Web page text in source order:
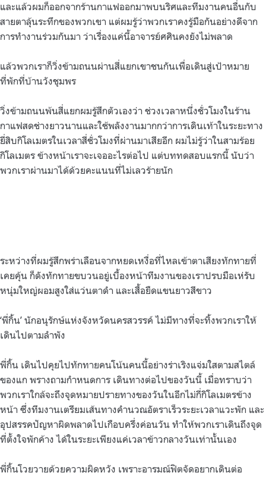
และแล้วผมก็ออกจากร้านกาแฟออกมาพบนริศและทีมงานคนอื่นกับ
สายตาลุ้นระทึกของพวกเขา แต่ผมรู้ว่าพวกเราคงรู้มือกันอย่างดีจาก
การทำงานร่วมกันมา ว่าเรื่องแค่นี้อาจารย์ศศินคงยังไม่พลาด
แล้วพวกเราก็วิ่งข้ามถนนผ่านสี่แยกเขาชนกันเพื่อเดินสู่เป้าหมาย
ที่พักที่บ้านวังชุมพร
วิ่งข้ามถนนพ้นสี่แยกผมรู้สึกตัวเองว่า ช่วงเวลาหนึ่งชั่วโมงในร้าน
กาแฟสดช่างยาวนานและใช้พลังงานมากกว่าการเดินเท้าในระยะทาง
ยี่สิบกิโลเมตรในเวลาสี่ชั่วโมงที่ผ่านมาเสียอีก ผมไม่รู้ว่าในสามร้อย
กิโลเมตร ข้างหน้าเราจะเจออะไรต่อไป แต่บททดสอบแรกนี้ นับว่า
พวกเราผ่านมาได้ด้วยคะแนนที่ไม่เลวร้ายนัก
ระหว่างที่ผมรู้สึกพร่าเลือนจากหยดเหงื่อที่ไหลเข้าตาเสียงทักทายที่
เคยคุ้น ก็ดังทักทายขบวนอยู่เบื้องหน้าทีมงานของเราปรบมือเห่รับ
หนุ่มใหญ่ผอมสูงใส่แว่นตาดำ และเสื้อยืดแขนยาวสีขาว
‘พี่กิ้น’ นักอนุรักษ์แห่งจังหวัดนครสวรรค์ ไม่มีทางที่จะทิ้งพวกเราให้
เดินไปตามลำพัง
พี่กิ้น เดินไปคุยไปทักทายคนโน้นคนนี้อย่างร่าเริงแจ่มใสตามสไตล์
ของแก พรางถามกำหนดการ เดินทางต่อไปของวันนี้ เมื่อทราบว่า
พวกเราใกล้จะถึงจุดหมายปรายทางของวันในอีกไม่กี่กิโลเมตรข้าง
หน้า ซึ่งทีมงานเตรียมเส้นทางคำนวณอัตราเร็วระยะเวลาแวะพัก และ
อุปสรรคปัญหาผิดพลาดไปเกือบครึ่งค่อนวัน ทำให้พวกเราเดินถึงจุด
ที่ตั้งใจพักค้าง ได้ในระยะเพียงแค่เวลาข้าวกลางวันเท่านั้นเอง
พี่กิ้นโวยวายด้วยความผิดหวัง เพราะอารมณ์ฟิตจัดอยากเดินต่อ